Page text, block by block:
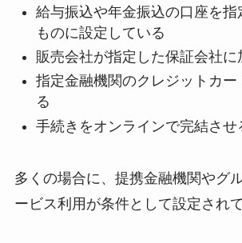
給与振込や年金振込の口座を
ものに設定している
販売会社が指定した保証会社に
指定金融機関のクレジットカー
る
手続きをオンラインで完結させ
多くの場合に、提携金融機関やグ
ービス利用が条件として設定されて